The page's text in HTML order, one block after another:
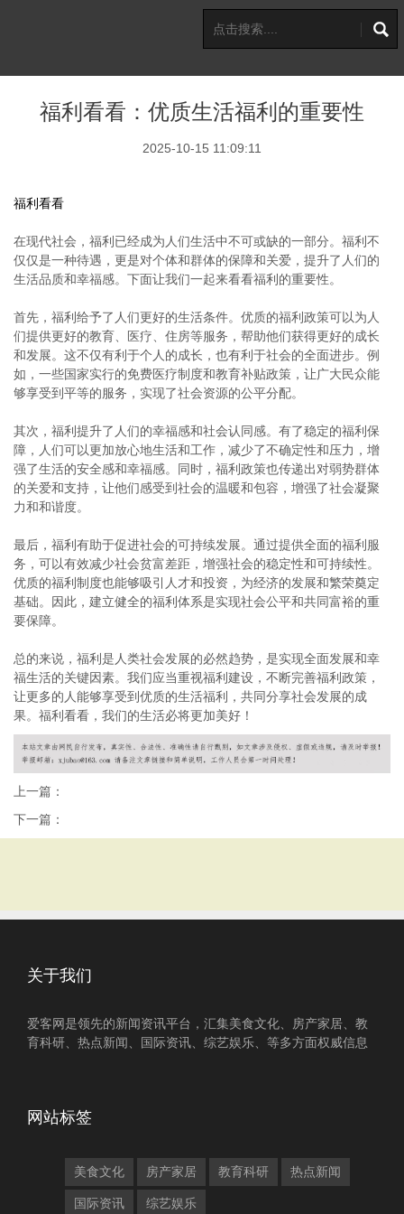
福利看看：优质生活福利的重要性
2025-10-15 11:09:11
福利看看
在现代社会，福利已经成为人们生活中不可或缺的一部分。福利不
仅仅是一种待遇，更是对个体和群体的保障和关爱，提升了人们的
生活品质和幸福感。下面让我们一起来看看福利的重要性。
首先，福利给予了人们更好的生活条件。优质的福利政策可以为人
们提供更好的教育、医疗、住房等服务，帮助他们获得更好的成长
和发展。这不仅有利于个人的成长，也有利于社会的全面进步。例
如，一些国家实行的免费医疗制度和教育补贴政策，让广大民众能
够享受到平等的服务，实现了社会资源的公平分配。
其次，福利提升了人们的幸福感和社会认同感。有了稳定的福利保
障，人们可以更加放心地生活和工作，减少了不确定性和压力，增
强了生活的安全感和幸福感。同时，福利政策也传递出对弱势群体
的关爱和支持，让他们感受到社会的温暖和包容，增强了社会凝聚
力和和谐度。
最后，福利有助于促进社会的可持续发展。通过提供全面的福利服
务，可以有效减少社会贫富差距，增强社会的稳定性和可持续性。
优质的福利制度也能够吸引人才和投资，为经济的发展和繁荣奠定
基础。因此，建立健全的福利体系是实现社会公平和共同富裕的重
要保障。
总的来说，福利是人类社会发展的必然趋势，是实现全面发展和幸
福生活的关键因素。我们应当重视福利建设，不断完善福利政策，
让更多的人能够享受到优质的生活福利，共同分享社会发展的成
果。福利看看，我们的生活必将更加美好！
上一篇：
下一篇：
关于我们
爱客网是领先的新闻资讯平台，汇集美食文化、房产家居、教
育科研、热点新闻、国际资讯、综艺娱乐、等多方面权威信息
网站标签
美食文化 房产家居 教育科研 热点新闻
国际资讯 综艺娱乐